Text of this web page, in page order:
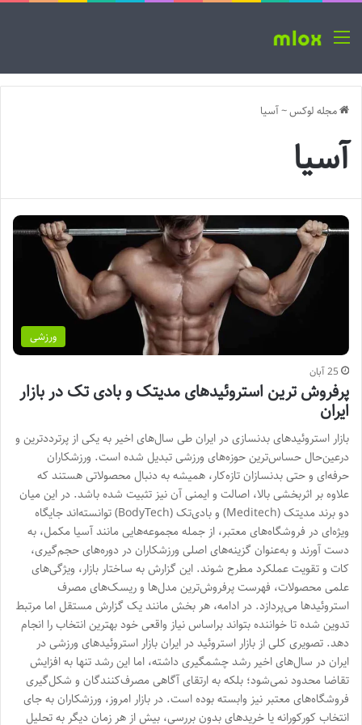
منو
مجله لوکس~آسیا
آسیا
ورزشی
25 آبان
پرفروش ترین استروئیدهای مدیتک و بادی تک در بازار
ایران
بازار استروئیدهای بدنسازی در ایران طی سال‌های اخیر به یکی از پرترددترین و
درعین‌حال حساس‌ترین حوزه‌های ورزشی تبدیل شده است. ورزشکاران
حرفه‌ای و حتی بدنسازان تازه‌کار، همیشه به دنبال محصولاتی هستند که
علاوه بر اثربخشی بالا، اصالت و ایمنی آن نیز تثبیت شده باشد. در این میان
دو برند مدیتک (Meditech) و بادی‌تک (BodyTech) توانسته‌اند جایگاه
ویژه‌ای در فروشگاه‌های معتبر، از جمله مجموعه‌هایی مانند آسیا مکمل، به
دست آورند و به‌عنوان گزینه‌های اصلی ورزشکاران در دوره‌های حجم‌گیری،
کات و تقویت عملکرد مطرح شوند. این گزارش به ساختار بازار، ویژگی‌های
علمی محصولات، فهرست پرفروش‌ترین مدل‌ها و ریسک‌های مصرف
استروئیدها می‌پردازد. در ادامه، هر بخش مانند یک گزارش مستقل اما مرتبط
تدوین شده تا خواننده بتواند براساس نیاز واقعی خود بهترین انتخاب را انجام
دهد. تصویری کلی از بازار استروئید در ایران بازار استروئیدهای ورزشی در
ایران در سال‌های اخیر رشد چشمگیری داشته، اما این رشد تنها به افزایش
تقاضا محدود نمی‌شود؛ بلکه به ارتقای آگاهی مصرف‌کنندگان و شکل‌گیری
فروشگاه‌های معتبر نیز وابسته بوده است. در بازار امروز، ورزشکاران به جای
انتخاب کورکورانه یا خریدهای بدون بررسی، بیش از هر زمان دیگر به تحلیل